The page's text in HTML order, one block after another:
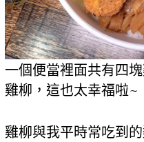
一個便當裡面共有四
雞柳，這也太幸福啦~
雞柳與我平時常吃到